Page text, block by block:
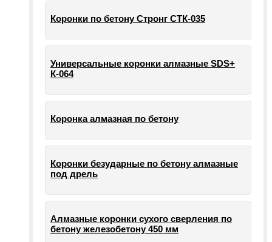
Коронки по бетону Стронг СТК-035
Универсальные коронки алмазные SDS+
К-064
Коронка алмазная по бетону
Коронки безударные по бетону алмазные
под дрель
Алмазные коронки сухого сверления по
бетону железобетону 450 мм